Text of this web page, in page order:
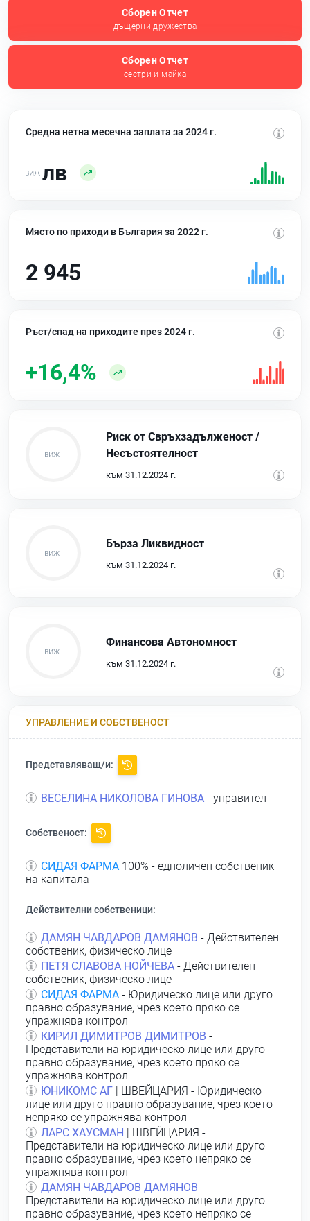
Сборен Отчет
дъщерни дружества
Сборен Отчет
сестри и майка
Средна нетна месечна заплата за 2024 г.
лв
Място по приходи в България за 2022 г.
2 945
Ръст/спад на приходите през 2024 г.
+16,4%
Риск от Свръхзадълженост /
Несъстоятелност
към 31.12.2024 г.
Бърза Ликвидност
към 31.12.2024 г.
Финансова Автономност
към 31.12.2024 г.
УПРАВЛЕНИЕ И СОБСТВЕНОСТ
Представляващ/и:
ВЕСЕЛИНА НИКОЛОВА ГИНОВА - управител
Собственост:
СИДАЯ ФАРМА 100% - едноличен собственик
на капитала
Действителни собственици:
ДАМЯН ЧАВДАРОВ ДАМЯНОВ - Действителен
собственик, физическо лице
ПЕТЯ СЛАВОВА НОЙЧЕВА - Действителен
собственик, физическо лице
СИДАЯ ФАРМА - Юридическо лице или друго
правно образувание, чрез което пряко се
упражнява контрол
КИРИЛ ДИМИТРОВ ДИМИТРОВ -
Представители на юридическо лице или друго
правно образувание, чрез което пряко се
упражнява контрол
ЮНИКОМС АГ | ШВЕЙЦАРИЯ - Юридическо
лице или друго правно образувание, чрез което
непряко се упражнява контрол
ЛАРС ХАУСМАН
| ШВЕЙЦАРИЯ -
Представители на юридическо лице или друго
правно образувание, чрез което непряко се
упражнява контрол
ДАМЯН ЧАВДАРОВ ДАМЯНОВ -
Представители на юридическо лице или друго
правно образувание, чрез което непряко се